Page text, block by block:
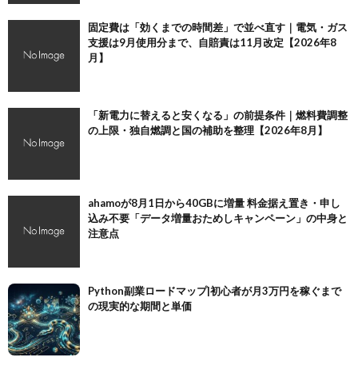
固定費は「効くまでの時間差」で並べ直す｜電気・ガス
支援は9月使用分まで、自賠責は11月改定【2026年8
月】
「新電力に替えると安くなる」の前提条件｜燃料費調整
の上限・独自燃調と国の補助を整理【2026年8月】
ahamoが8月1日から40GBに増量 料金据え置き・申し
込み不要「データ増量おためしキャンペーン」の中身と
注意点
Python副業ロードマップ|初心者が月3万円を稼ぐまで
の現実的な期間と単価